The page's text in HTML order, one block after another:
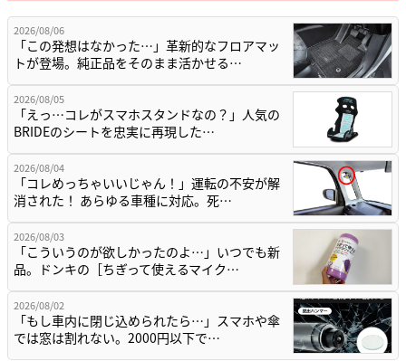
2026/08/06
「この発想はなかった…」革新的なフロアマッ
トが登場。純正品をそのまま活かせる…
2026/08/05
「えっ…コレがスマホスタンドなの？」人気の
BRIDEのシートを忠実に再現した…
2026/08/04
「コレめっちゃいいじゃん！」運転の不安が解
消された！ あらゆる車種に対応。死…
2026/08/03
「こういうのが欲しかったのよ…」いつでも新
品。ドンキの［ちぎって使えるマイク…
2026/08/02
「もし車内に閉じ込められたら…」スマホや傘
では窓は割れない。2000円以下で…